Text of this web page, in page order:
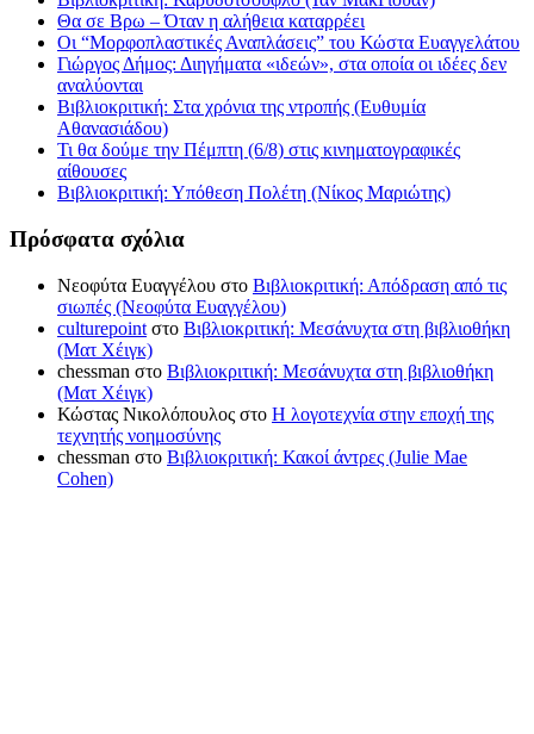
Θα σε Βρω – Όταν η αλήθεια καταρρέει
Οι “Μορφοπλαστικές Αναπλάσεις” του Κώστα Ευαγγελάτου
Γιώργος Δήμος: Διηγήματα «ιδεών», στα οποία οι ιδέες δεν
αναλύονται
Βιβλιοκριτική: Στα χρόνια της ντροπής (Ευθυμία
Αθανασιάδου)
Τι θα δούμε την Πέμπτη (6/8) στις κινηματογραφικές
αίθουσες
Βιβλιοκριτική: Υπόθεση Πολέτη (Νίκος Μαριώτης)
Πρόσφατα σχόλια
Νεοφύτα Ευαγγέλου στο Βιβλιοκριτική: Απόδραση από τις
σιωπές (Νεοφύτα Ευαγγέλου)
culturepoint στο Βιβλιοκριτική: Μεσάνυχτα στη βιβλιοθήκη
(Ματ Χέιγκ)
chessman στο Βιβλιοκριτική: Μεσάνυχτα στη βιβλιοθήκη
(Ματ Χέιγκ)
Κώστας Νικολόπουλος στο Η λογοτεχνία στην εποχή της
τεχνητής νοημοσύνης
chessman στο Βιβλιοκριτική: Κακοί άντρες (Julie Mae
Cohen)